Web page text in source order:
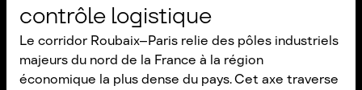
contrôle logistique
Le corridor Roubaix–Paris relie des pôles industriels
majeurs du nord de la France à la région
économique la plus dense du pays. Cet axe traverse